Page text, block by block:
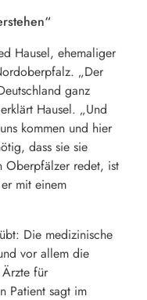
Hausel, ehemaliger
„Der
ganz
Hausel. „Und
kommen und hier
dass sie sie
Oberpfälzer redet, ist
mit einem
Die medizinische
vor allem die
für
Patient sagt im